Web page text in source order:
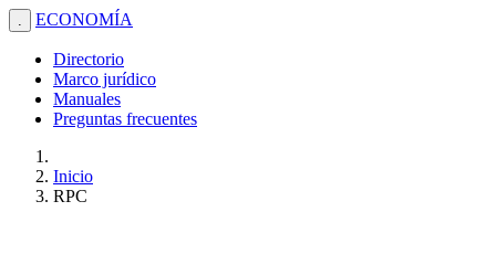
. ECONOMÍA
Directorio
Marco jurídico
Manuales
Preguntas frecuentes
Inicio
RPC